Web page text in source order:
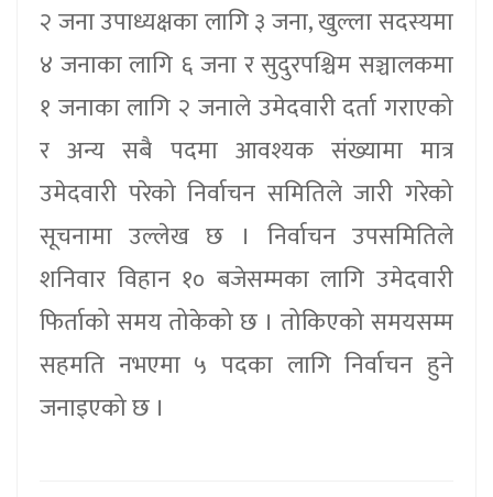
२ जना उपाध्यक्षका लागि ३ जना, खुल्ला सदस्यमा
४ जनाका लागि ६ जना र सुदुरपश्चिम सञ्चालकमा
१ जनाका लागि २ जनाले उमेदवारी दर्ता गराएको
र अन्य सबै पदमा आवश्यक संख्यामा मात्र
उमेदवारी परेको निर्वाचन समितिले जारी गरेको
सूचनामा उल्लेख छ । निर्वाचन उपसमितिले
शनिवार विहान १० बजेसम्मका लागि उमेदवारी
फिर्ताको समय तोकेको छ । तोकिएको समयसम्म
सहमति नभएमा ५ पदका लागि निर्वाचन हुने
जनाइएको छ ।